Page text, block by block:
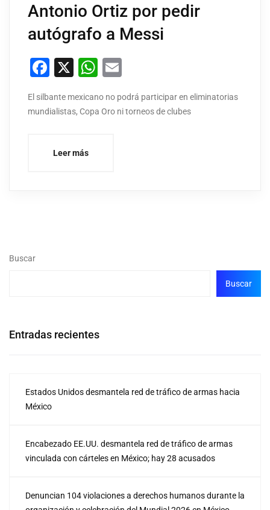
Antonio Ortiz por pedir
autógrafo a Messi
Facebook
X WhatsApp
El silbante mexicano no podrá participar en eliminatorias
mundialistas, Copa Oro ni torneos de clubes
Leer más
Buscar
Buscar
Entradas recientes
Estados Unidos desmantela red de tráfico de armas hacia
México
Encabezado EE.UU. desmantela red de tráfico de armas
vinculada con cárteles en México; hay 28 acusados
Denuncian 104 violaciones a derechos humanos durante la